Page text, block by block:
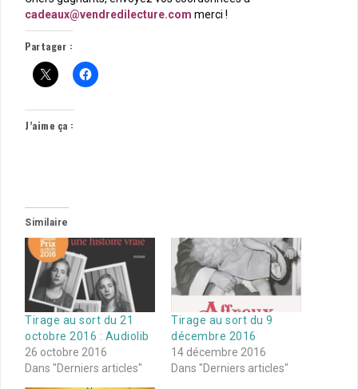
cadeaux@vendredilecture.com merci !
Partager :
J’aime ça :
Similaire
Tirage au sort du 21
octobre 2016 : Audiolib
26 octobre 2016
Dans "Derniers articles"
Tirage au sort du 9
décembre 2016
14 décembre 2016
Dans "Derniers articles"